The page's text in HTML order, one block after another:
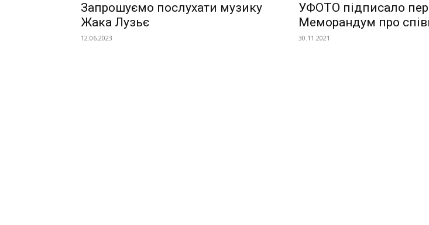
Запрошуємо послухати музику
Жака Лузьє
12.06.2023
УФОТО підписало
Меморандум про
30.11.2021